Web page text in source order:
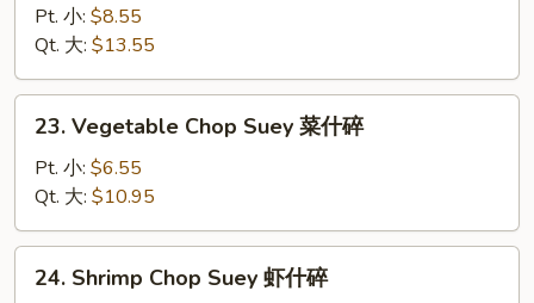
Chop
Suey
牛
什
Pt. 小: $8.55
Qt. 大: $13.55
Vegetable
Chop
Suey
菜
什
23. Vegetable Chop Suey 菜什碎
Pt. 小: $6.55
Qt. 大: $10.95
Shrimp
24. Shrimp Chop Suey 虾什碎